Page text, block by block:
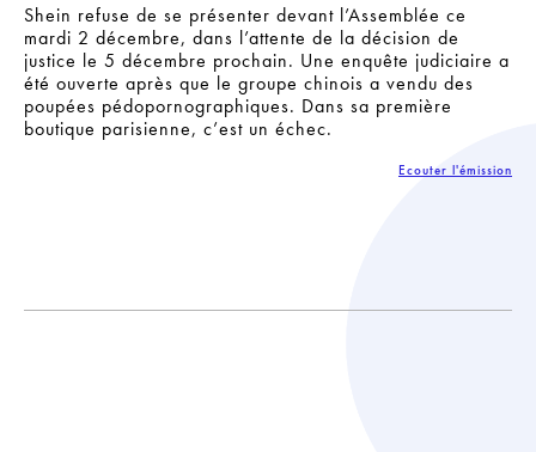
Shein refuse de se présenter devant l’Assemblée ce
mardi 2 décembre, dans l’attente de la décision de
justice le 5 décembre prochain. Une enquête judiciaire a
été ouverte après que le groupe chinois a vendu des
poupées pédopornographiques. Dans sa première
boutique parisienne, c’est un échec.
Ecouter l'émission